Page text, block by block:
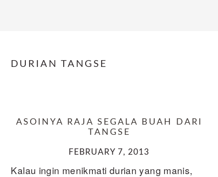
DURIAN TANGSE
ASOINYA RAJA SEGALA BUAH DARI
TANGSE
FEBRUARY 7, 2013
Kalau ingin menikmati durian yang manis,